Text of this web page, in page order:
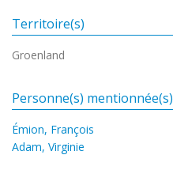
Territoire(s)
Groenland
Personne(s) mentionnée(s)
Émion, François
Adam, Virginie